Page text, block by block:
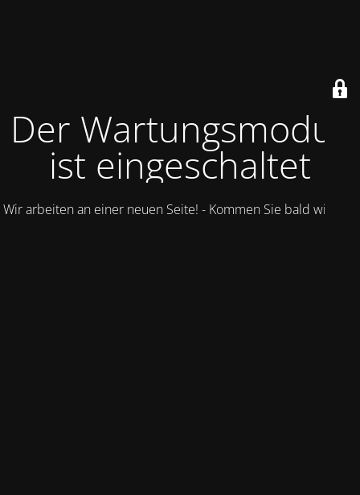
Der Wartungsmodus
ist eingeschaltet
Wir arbeiten an einer neuen Seite! - Kommen Sie bald wieder.